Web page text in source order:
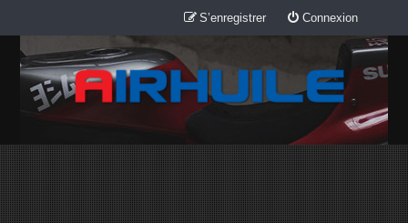
Connexion
S’enregistrer